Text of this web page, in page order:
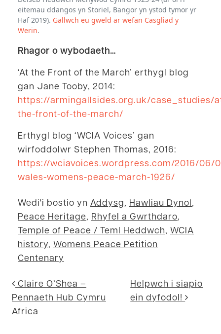
eitemau ddangos yn Storiel, Bangor yn ystod tymor yr
Haf 2019). Gallwch eu gweld ar wefan Casgliad y
Werin.
Rhagor o wybodaeth…
‘At the Front of the March’ erthygl blog
gan Jane Tooby, 2014:
https://armingallsides.org.uk/case_studies/
the-front-of-the-march/
Erthygl blog ‘WCIA Voices’ gan
wirfoddolwr Stephen Thomas, 2016:
https://wciavoices.wordpress.com/2016/06/
wales-womens-peace-march-1926/
Wedi'i bostio yn Addysg, Hawliau Dynol,
Peace Heritage, Rhyfel a Gwrthdaro,
Temple of Peace / Teml Heddwch, WCIA
history, Womens Peace Petition
Centenary
Mordwyo
Claire O’Shea –
Pennaeth Hub Cymru
Africa
Helpwch i siapio
ein dyfodol!